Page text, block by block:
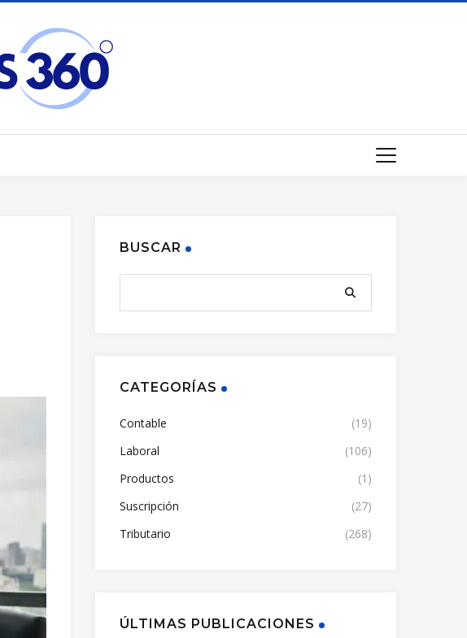
BUSCAR
CATEGORÍAS
Contable
(19)
Laboral
(106)
Productos
(1)
Suscripción
(27)
Tributario
(268)
ÚLTIMAS PUBLICACIONES